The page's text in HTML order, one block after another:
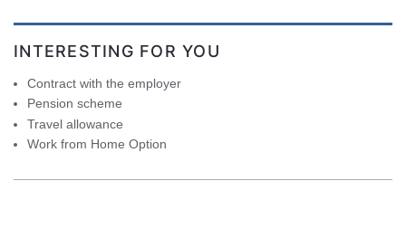
INTERESTING FOR YOU
Contract with the employer
Pension scheme
Travel allowance
Work from Home Option